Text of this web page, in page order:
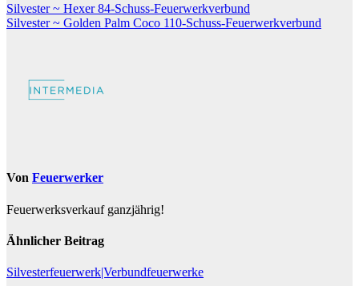
Raketen
Silbercracker
Harpyie
25-
Beitragsnavigation
Silvester ~ Hexer 84-Schuss-Feuerwerkverbund
Silvester ~ Golden Palm Coco 110-Schuss-Feuerwerkverbund
Von Feuerwerker
Feuerwerksverkauf ganzjährig!
Ähnlicher Beitrag
Silvesterfeuerwerk|Verbundfeuerwerke